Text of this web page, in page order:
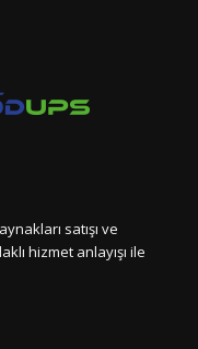
satışı ve
hizmet anlayışı ile